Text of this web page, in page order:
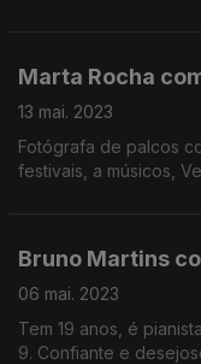
Marta Rocha
13 mai. 2023
Fotógrafa de palcos
festivais, a músicos,
Bruno Martins
06 mai. 2023
Tem 19 anos, é
9. Confiante e